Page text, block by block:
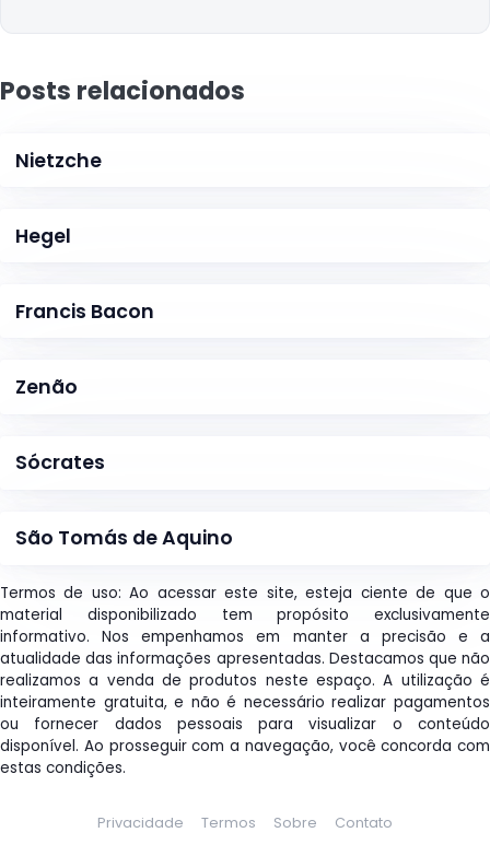
Posts relacionados
Nietzche
Hegel
Francis Bacon
Zenão
Sócrates
São Tomás de Aquino
Termos de uso: Ao acessar este site, esteja ciente de que o
material disponibilizado tem propósito exclusivamente
informativo. Nos empenhamos em manter a precisão e a
atualidade das informações apresentadas. Destacamos que não
realizamos a venda de produtos neste espaço. A utilização é
inteiramente gratuita, e não é necessário realizar pagamentos
ou fornecer dados pessoais para visualizar o conteúdo
disponível. Ao prosseguir com a navegação, você concorda com
estas condições.
Privacidade Termos Sobre Contato